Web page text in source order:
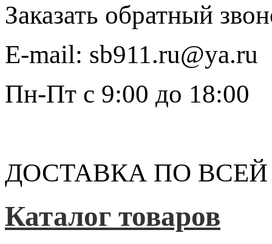
Заказать обратный
E-mail: sb911.ru@ya.ru
Пн-Пт с 9:00 до 18:00
ДОСТАВКА ПО
Каталог товаров